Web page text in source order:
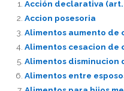
Acción declarativa (art.
Accion posesoria
Alimentos aumento de
Alimentos cesacion de
Alimentos disminucion
Alimentos entre